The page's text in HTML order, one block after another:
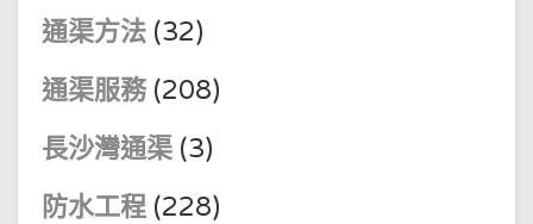
通渠方法 (32)
通渠服務(208)
長沙灣通渠 (3)
防水工程 (228)